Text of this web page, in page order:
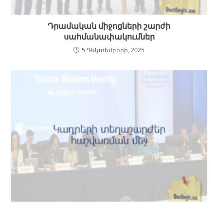
Դրամական միջոցների շարժի
սահմանափակումներ
5 Դեկտեմբերի, 2025